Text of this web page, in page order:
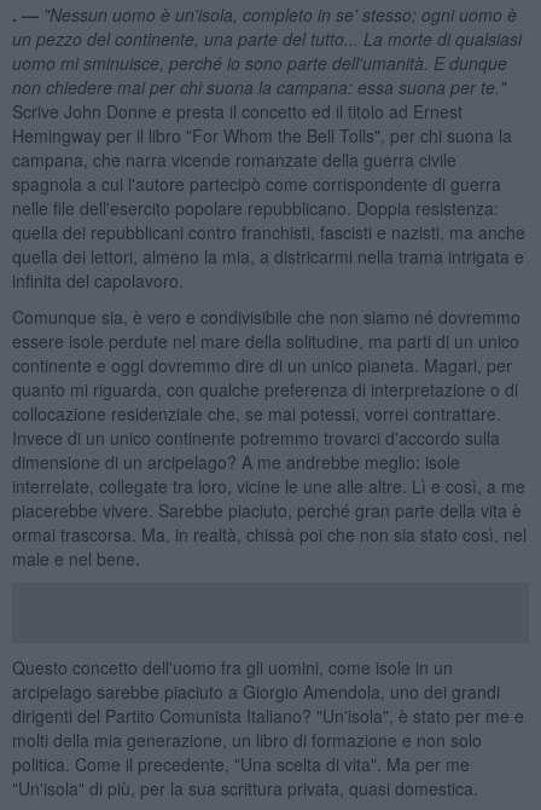
. — "Nessun uomo è un'isola, completo in se' stesso; ogni uomo è
un pezzo del continente, una parte del tutto... La morte di qualsiasi
uomo mi sminuisce, perché io sono parte dell'umanità. E dunque
non chiedere mai per chi suona la campana: essa suona per te."
Scrive John Donne e presta il concetto ed il titolo ad Ernest
Hemingway per il libro "For Whom the Bell Tolls", per chi suona la
campana, che narra vicende romanzate della guerra civile
spagnola a cui l'autore partecipò come corrispondente di guerra
nelle file dell'esercito popolare repubblicano. Doppia resistenza:
quella dei repubblicani contro franchisti, fascisti e nazisti, ma anche
quella dei lettori, almeno la mia, a districarmi nella trama intrigata e
infinita del capolavoro.
Comunque sia, è vero e condivisibile che non siamo né dovremmo
essere isole perdute nel mare della solitudine, ma parti di un unico
continente e oggi dovremmo dire di un unico pianeta. Magari, per
quanto mi riguarda, con qualche preferenza di interpretazione o di
collocazione residenziale che, se mai potessi, vorrei contrattare.
Invece di un unico continente potremmo trovarci d'accordo sulla
dimensione di un arcipelago? A me andrebbe meglio: isole
interrelate, collegate tra loro, vicine le une alle altre. Lì e così, a me
piacerebbe vivere. Sarebbe piaciuto, perché gran parte della vita è
ormai trascorsa. Ma, in realtà, chissà poi che non sia stato così, nel
male e nel bene.
Questo concetto dell'uomo fra gli uomini, come isole in un
arcipelago sarebbe piaciuto a Giorgio Amendola, uno dei grandi
dirigenti del Partito Comunista Italiano? "Un'isola", è stato per me e
molti della mia generazione, un libro di formazione e non solo
politica. Come il precedente, "Una scelta di vita". Ma per me
"Un'isola" di più, per la sua scrittura privata, quasi domestica.